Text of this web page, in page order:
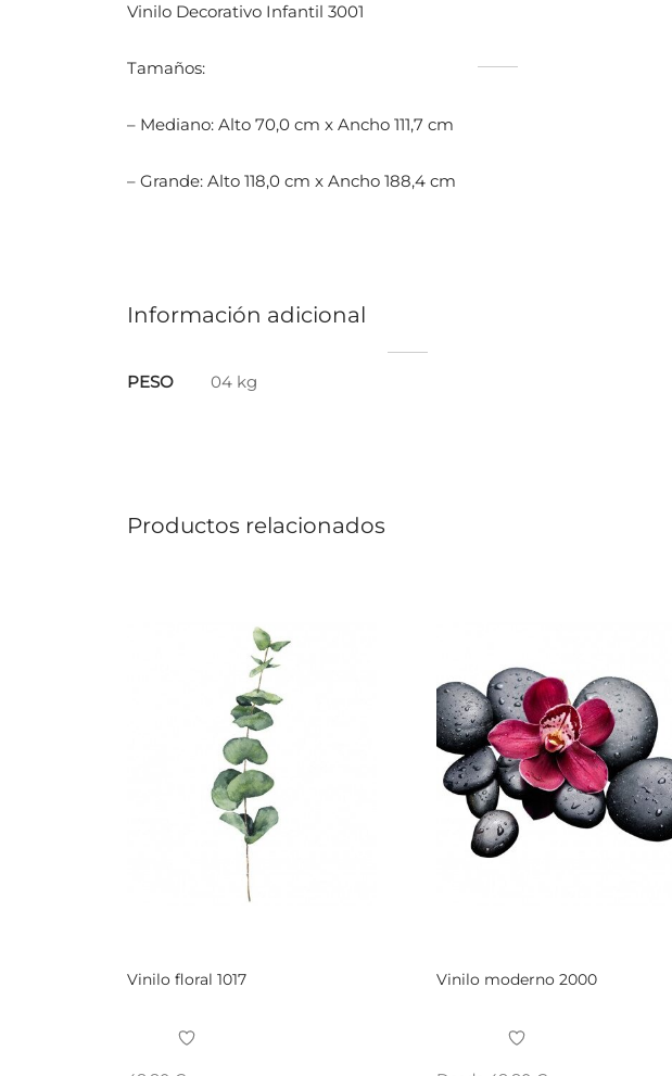
Vinilo Decorativo Infantil 3001
Tamaños:
– Mediano: Alto 70,0 cm x Ancho 111,7 cm
– Grande: Alto 118,0 cm x Ancho 188,4 cm
Información adicional
PESO 04 kg
Productos relacionados
Vinilo floral 1017 Vinilo moderno 2000